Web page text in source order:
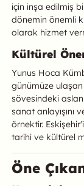
için inşa edilmiş
dönemin önemli
olarak hizmet
Kültürel
Yunus Hoca
günümüze ulaşan
sövesindeki
sanat anlayışını
örnektir.
tarihi ve kültürel
Öne